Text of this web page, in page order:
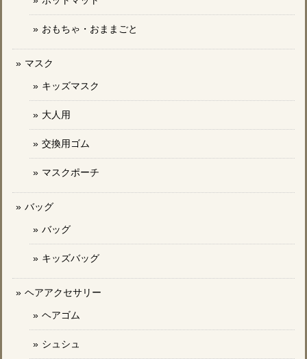
おもちゃ・おままごと
マスク
キッズマスク
大人用
交換用ゴム
マスクポーチ
バッグ
バッグ
キッズバッグ
ヘアアクセサリー
ヘアゴム
シュシュ